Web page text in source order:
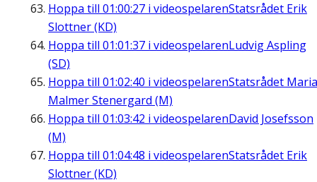
Hoppa till 01:00:27 i videospelarenStatsrådet Erik
Slottner (KD)
Hoppa till 01:01:37 i videospelarenLudvig Aspling
(SD)
Hoppa till 01:02:40 i videospelarenStatsrådet Maria
Malmer Stenergard (M)
Hoppa till 01:03:42 i videospelarenDavid Josefsson
(M)
Hoppa till 01:04:48 i videospelarenStatsrådet Erik
Slottner (KD)